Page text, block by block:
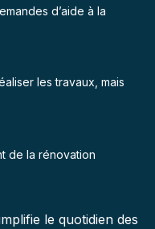
d’aide à la
les travaux, mais
de la rénovation
le quotidien des